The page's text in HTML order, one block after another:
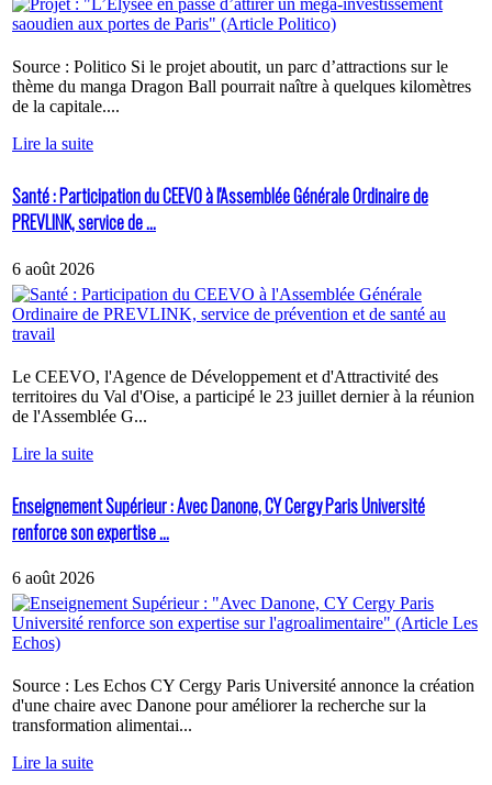
Source : Politico Si le projet aboutit, un parc d’attractions sur le
thème du manga Dragon Ball pourrait naître à quelques kilomètres
de la capitale....
Lire la suite
Santé : Participation du CEEVO à l'Assemblée Générale Ordinaire de
PREVLINK, service de ...
6 août 2026
Le CEEVO, l'Agence de Développement et d'Attractivité des
territoires du Val d'Oise, a participé le 23 juillet dernier à la réunion
de l'Assemblée G...
Lire la suite
Enseignement Supérieur : Avec Danone, CY Cergy Paris Université
renforce son expertise ...
6 août 2026
Source : Les Echos CY Cergy Paris Université annonce la création
d'une chaire avec Danone pour améliorer la recherche sur la
transformation alimentai...
Lire la suite